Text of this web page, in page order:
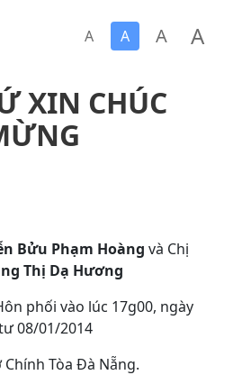
A A A A
XIN CHÚC
Bửu Phạm Hoàng và Chị
Thị Dạ Hương
phối vào lúc 17g00, ngày
08/01/2014
Tòa Đà Nẵng.